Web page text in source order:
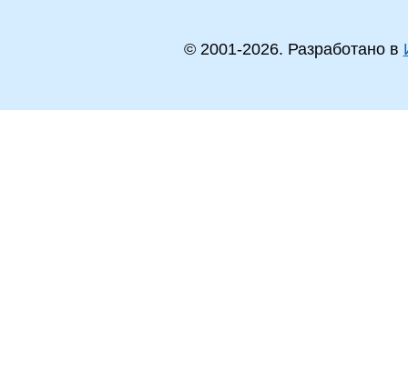
© 2001-2026. Разработано в